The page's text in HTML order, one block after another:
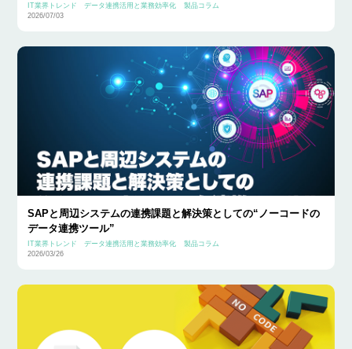
IT業界トレンド データ連携活用と業務効率化
製品コラム
2026/07/03
SAPと周辺システムの連携課題と解決策としての“ノーコードの
データ連携ツール”
IT業界トレンド データ連携活用と業務効率化
製品コラム
2026/03/26